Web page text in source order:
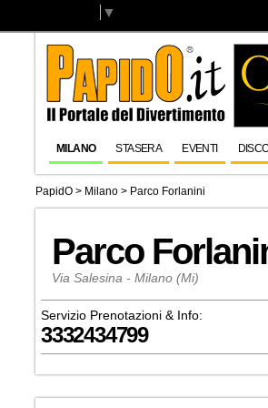
▼
MILANO STASERA EVENTI
PapidO > Milano > Parco Forlanini
Parco
Via Salesina - Milano (Mi)
Servizio Prenotazioni & Info:
3332434799